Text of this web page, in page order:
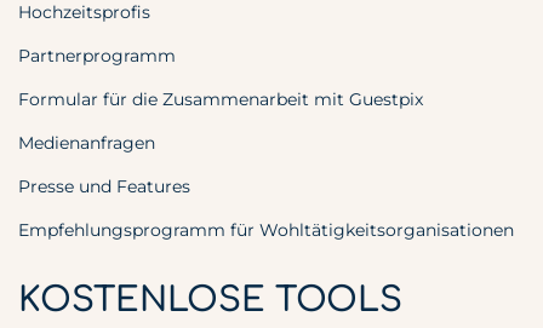
Hochzeitsprofis
Partnerprogramm
Formular für die Zusammenarbeit mit Guestpix
Medienanfragen
Presse und Features
Empfehlungsprogramm für Wohltätigkeitsorganisationen
KOSTENLOSE TOOLS